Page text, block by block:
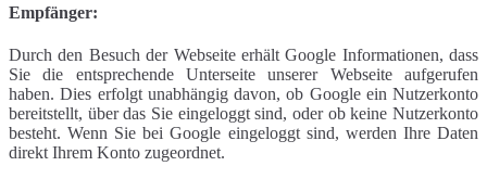
Empfänger:
Durch den Besuch der Webseite erhält Google Informationen, dass
Sie die entsprechende Unterseite unserer Webseite aufgerufen
haben. Dies erfolgt unabhängig davon, ob Google ein Nutzerkonto
bereitstellt, über das Sie eingeloggt sind, oder ob keine Nutzerkonto
besteht. Wenn Sie bei Google eingeloggt sind, werden Ihre Daten
direkt Ihrem Konto zugeordnet.